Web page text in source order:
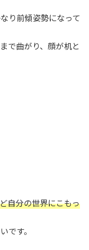
り前傾姿勢になって
で曲がり、顔が机と
自分の世界にこもっ
です。